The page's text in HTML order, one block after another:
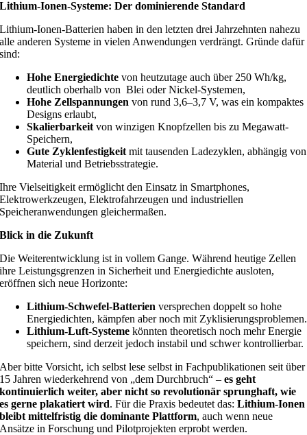
Lithium-Ionen-Systeme: Der dominierende Standard
Lithium-Ionen-Batterien haben in den letzten drei Jahrzehnten nahezu
alle anderen Systeme in vielen Anwendungen verdrängt. Gründe dafür
sind:
Hohe Energiedichte von heutzutage auch über 250 Wh/kg,
deutlich oberhalb von Blei oder Nickel-Systemen,
Hohe Zellspannungen von rund 3,6–3,7 V, was ein kompaktes
Designs erlaubt,
Skalierbarkeit von winzigen Knopfzellen bis zu Megawatt-
Speichern,
Gute Zyklenfestigkeit mit tausenden Ladezyklen, abhängig von
Material und Betriebsstrategie.
Ihre Vielseitigkeit ermöglicht den Einsatz in Smartphones,
Elektrowerkzeugen, Elektrofahrzeugen und industriellen
Speicheranwendungen gleichermaßen.
Blick in die Zukunft
Die Weiterentwicklung ist in vollem Gange. Während heutige Zellen
ihre Leistungsgrenzen in Sicherheit und Energiedichte ausloten,
eröffnen sich neue Horizonte:
Lithium-Schwefel-Batterien versprechen doppelt so hohe
Energiedichten, kämpfen aber noch mit Zyklisierungsproblemen.
Lithium-Luft-Systeme könnten theoretisch noch mehr Energie
speichern, sind derzeit jedoch instabil und schwer kontrollierbar.
Aber bitte Vorsicht, ich selbst lese selbst in Fachpublikationen seit über
15 Jahren wiederkehrend von „dem Durchbruch“ –es geht
kontinuierlich weiter, aber nicht so revolutionär sprunghaft, wie
es gerne plakatiert wird. Für die Praxis bedeutet das:Lithium-Ionen
bleibt mittelfristig die dominante Plattform, auch wenn neue
Ansätze in Forschung und Pilotprojekten erprobt werden.